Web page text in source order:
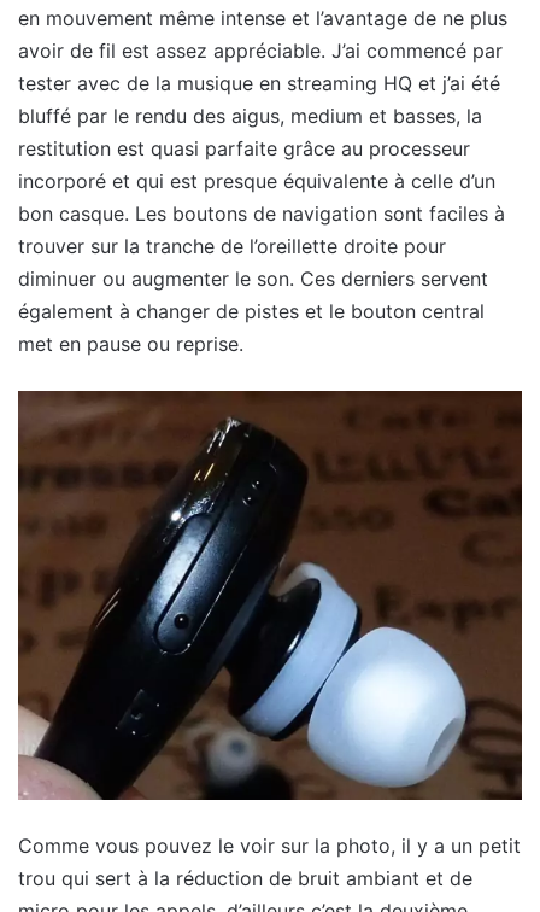
en mouvement même intense et l’avantage de ne plus
avoir de fil est assez appréciable. J’ai commencé par
tester avec de la musique en streaming HQ et j’ai été
bluffé par le rendu des aigus, medium et basses, la
restitution est quasi parfaite grâce au processeur
incorporé et qui est presque équivalente à celle d’un
bon casque. Les boutons de navigation sont faciles à
trouver sur la tranche de l’oreillette droite pour
diminuer ou augmenter le son. Ces derniers servent
également à changer de pistes et le bouton central
met en pause ou reprise.
Comme vous pouvez le voir sur la photo, il y a un petit
trou qui sert à la réduction de bruit ambiant et de